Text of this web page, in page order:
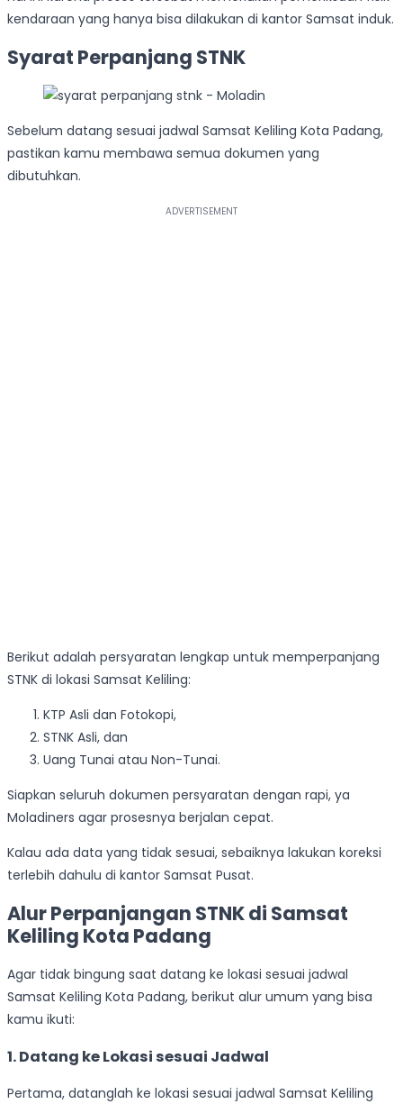
kendaraan yang hanya bisa dilakukan di kantor Samsat induk.
Syarat Perpanjang STNK
Sebelum datang sesuai jadwal Samsat Keliling Kota Padang,
pastikan kamu membawa semua dokumen yang
dibutuhkan.
Berikut adalah persyaratan lengkap untuk memperpanjang
STNK di lokasi Samsat Keliling:
KTP Asli dan Fotokopi,
STNK Asli, dan
Uang Tunai atau Non-Tunai.
Siapkan seluruh dokumen persyaratan dengan rapi, ya
Moladiners agar prosesnya berjalan cepat.
Kalau ada data yang tidak sesuai, sebaiknya lakukan koreksi
terlebih dahulu di kantor Samsat Pusat.
Alur Perpanjangan STNK di Samsat
Keliling Kota Padang
Agar tidak bingung saat datang ke lokasi sesuai jadwal
Samsat Keliling Kota Padang, berikut alur umum yang bisa
kamu ikuti:
1.Datang ke Lokasi sesuai Jadwal
Pertama, datanglah ke lokasi sesuai jadwal Samsat Keliling